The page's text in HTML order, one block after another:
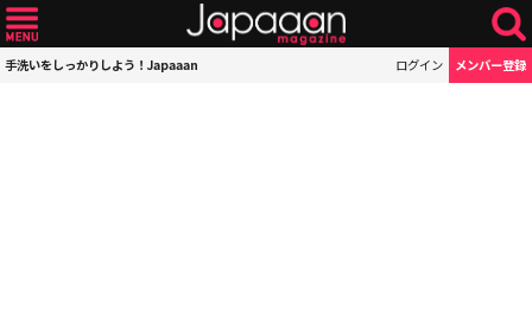
手洗いをしっかりしよう！Japaaan ログイン メンバー登録